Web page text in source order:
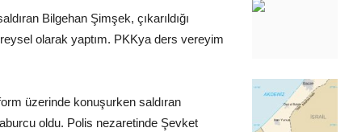
Bilgehan Şimşek, çıkarıldığı
olarak yaptım. PKKya ders vereyim
üzerinde konuşurken saldıran
oldu. Polis nezaretinde Şevket